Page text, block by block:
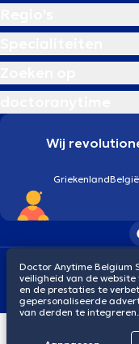
Wij
GriekenlandBelgië
Algemene
©
Doctor Anytime Belgium
veiligheid van de
en de prestaties te
gepersonaliseerde
van derden te integreren.